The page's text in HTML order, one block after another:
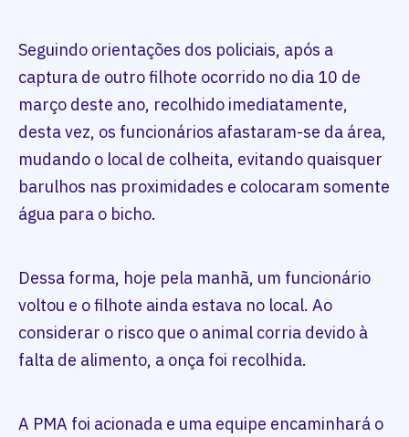
Seguindo orientações dos policiais, após a
captura de outro filhote ocorrido no dia 10 de
março deste ano, recolhido imediatamente,
desta vez, os funcionários afastaram-se da área,
mudando o local de colheita, evitando quaisquer
barulhos nas proximidades e colocaram somente
água para o bicho.
Dessa forma, hoje pela manhã, um funcionário
voltou e o filhote ainda estava no local. Ao
considerar o risco que o animal corria devido à
falta de alimento, a onça foi recolhida.
A PMA foi acionada e uma equipe encaminhará o